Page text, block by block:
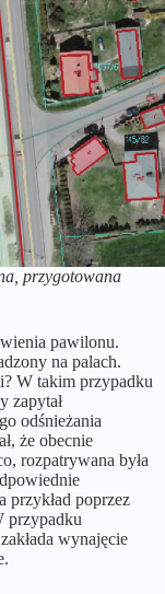
przygotowana
pawilonu.
na palach.
W takim przypadku
zapytał
odśnieżania
że obecnie
rozpatrywana była
przykład poprzez
przypadku
wynajęcie